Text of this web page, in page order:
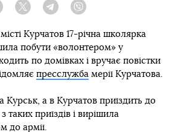
Facebook Twitter Telegram
Курчатов 17-річна школярка
побути «волонтером» у
по домівках і вручає повістки
пресслужба мерії Курчатова.
Курськ, а в Курчатов приїздить до
таких приїздів і вирішила
до армії.